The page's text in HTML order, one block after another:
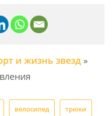
и жизнь звезд »
велосипед трюки